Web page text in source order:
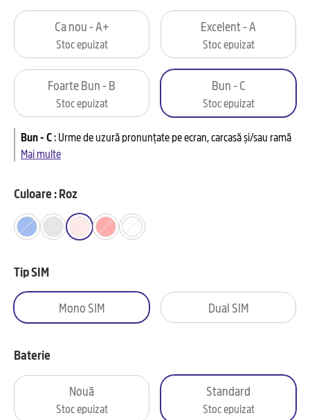
Ca nou - A+
Stoc epuizat
Excelent - A
Stoc epuizat
Foarte Bun - B
Stoc epuizat
Bun - C
Stoc epuizat
Bun - C:Urme de uzură pronunțate pe ecran, carcasă și/sau ramă
Mai multe
Culoare : Roz
Tip SIM
Mono SIM Dual SIM
Baterie
Nouă
Stoc epuizat
Standard
Stoc epuizat